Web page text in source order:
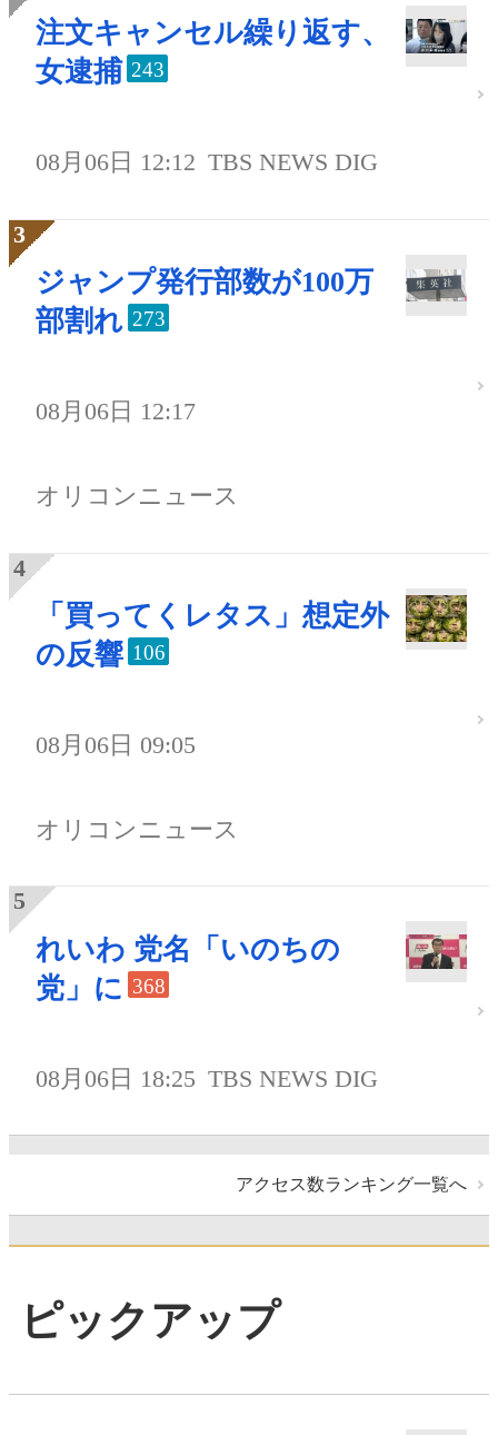
注文キャンセル繰り返す、
女逮捕 243
08月06日 12:12 TBS NEWS DIG
ジャンプ発行部数が100万
部割れ 273
08月06日 12:17
オリコンニュース
「買ってくレタス」想定外
の反響 106
08月06日 09:05
オリコンニュース
れいわ 党名「いのちの
党」に 368
08月06日 18:25 TBS NEWS DIG
アクセス数ランキング一覧へ
ピックアップ